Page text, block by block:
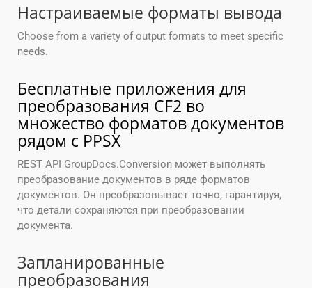
Настраиваемые форматы вывода
Choose from a variety of output formats to meet specific
needs.
Бесплатные приложения для
преобразования CF2 во
множество форматов документов
рядом с PPSX
REST API GroupDocs.Conversion может выполнять
преобразование документов в ряде форматов
документов. Он преобразовывает точно, гарантируя,
что детали сохраняются при преобразовании
документа.
Запланированные
преобразования